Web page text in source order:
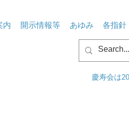
内 開示情報等 あゆみ 各指針
慶寿会は